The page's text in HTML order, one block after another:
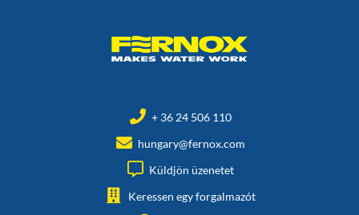
+ 36 24 506 110
hungary@fernox.com
Küldjön üzenetet
Keressen egy forgalmazót